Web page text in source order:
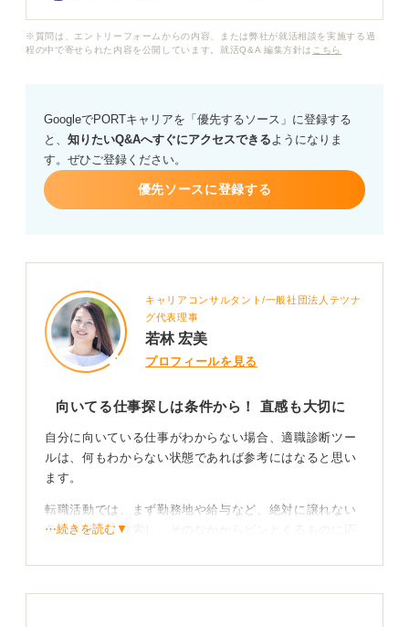
ず、結局同じような職種ばかり探してしまいます。この
そこでキャリアコンサルタントの方に質問です。自分に
向いている仕事を見つけるためには、具体的にどのよう
なことから始めれば良いでしょうか？
また、これまでの職務経験のなかで、自分でも気づいて
のなんでしょうか？
※質問は、エントリーフォームからの内容、または弊社が就活相談を実施する過
程の中で寄せられた内容を公開しています。就活Q&A 編集方針は こちら
GoogleでPORTキャリアを「優先するソース」に登録する
と、 知りたいQ&Aへすぐにアクセスできるようになりま
す。ぜひご登録ください。
優先ソースに登録する
キャリアコンサルタント/一般社団法人テツナ
グ代表理事
若林 宏美
プロフィールを見る
向いてる仕事探しは条件から！ 直感も大切に
自分に向いている仕事がわからない場合、適職診断ツー
ルは、何もわからない状態であれば参考にはなると思い
ます。
転職活動では、まず勤務地や給与など、絶対に譲れない
条件で求人を検索し、そのなかからピンとくるものに応
何がしたいか明確にし将来像を描いてみよう
⋯続きを読む▼